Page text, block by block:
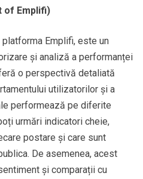
of Emplifi)
Emplifi, este un
și analiză a performanței
o perspectivă detaliată
utilizatorilor și a
performează pe diferite
urmări indicatori cheie,
postare și care sunt
De asemenea, acest
și comparații cu